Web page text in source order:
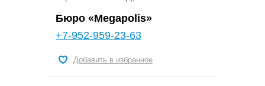
Бюро «Megapolis»
+7-952-959-23-63
Добавить в избранное